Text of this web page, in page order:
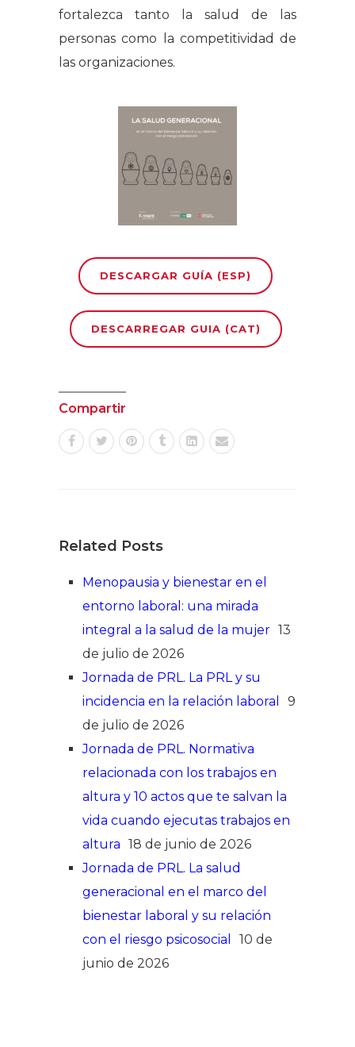
fortalezca tanto la salud de las
personas como la competitividad de
las organizaciones.
DESCARGAR GUÍA (ESP)
DESCARREGAR GUIA (CAT)
Compartir
Related Posts
Menopausia y bienestar en el
entorno laboral: una mirada
integral a la salud de la mujer 13
de julio de 2026
Jornada de PRL. La PRL y su
incidencia en la relación laboral
9
de julio de 2026
Jornada de PRL. Normativa
relacionada con los trabajos en
altura y 10 actos que te salvan la
vida cuando ejecutas trabajos en
altura 18 de junio de 2026
Jornada de PRL. La salud
generacional en el marco del
bienestar laboral y su relación
con el riesgo psicosocial
10 de
junio de 2026